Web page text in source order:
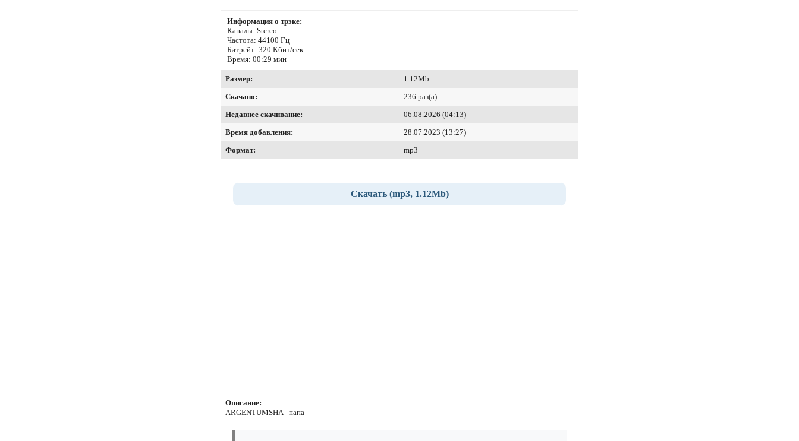
Информация о трэке:
Каналы: Stereo
Частота: 44100 Гц
Битрейт: 320 Кбит/сек.
Время: 00:29 мин
Размер:
1.12Mb
Скачано:
236 раз(а)
Недавнее скачивание:
06.08.2026 (04:13)
Время добавления:
28.07.2023 (13:27)
Формат:
mp3
Скачать (mp3, 1.12Mb)
Описание:
ARGENTUMSHA - папа